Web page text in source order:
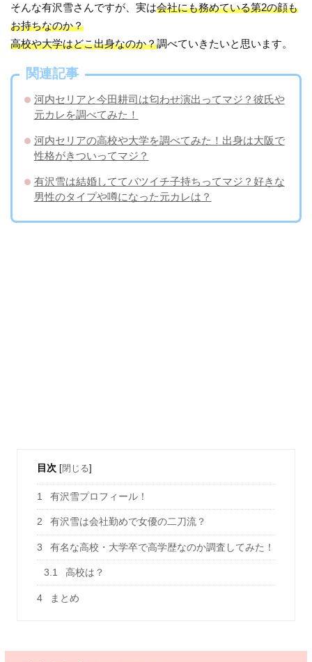
そんな有沢雪さんですが、実は会社にも務めている第2の顔も
お持ちなのか？
高校や大学はどこ出身なのか？調べていきたいと思います。
関連記事
河内セリアと今田耕司は匂わせ演出ってマジ？彼氏や
元カレを調べてみた！
河内セリアの高校や大学を調べてみた！出身は大阪で
性格がきついってマジ？
有沢雪は結婚しててバツイチ子持ちってマジ？好きな
男性のタイプや噂になった元カレは？
目次 [閉じる]
1 有沢雪プロフィール！
2 有沢雪は会社勤めで女優の二刀流？
3 有名な高校・大学卒で高学歴なのか調査してみた！
3.1 高校は？
4 まとめ